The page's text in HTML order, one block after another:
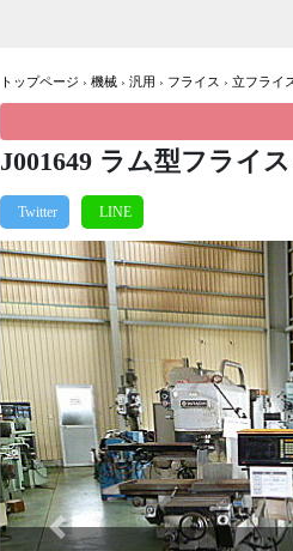
トップページ › 機械 › 汎用 › フライス › 立フライ
J001649 ラム型フライ
Previous